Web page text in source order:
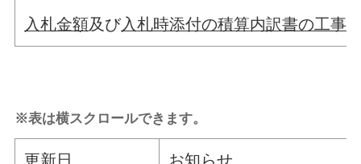
入札金額及び入札時添付の積算内訳書の工事
※表は横スクロールできます。
更新日 お知らせ